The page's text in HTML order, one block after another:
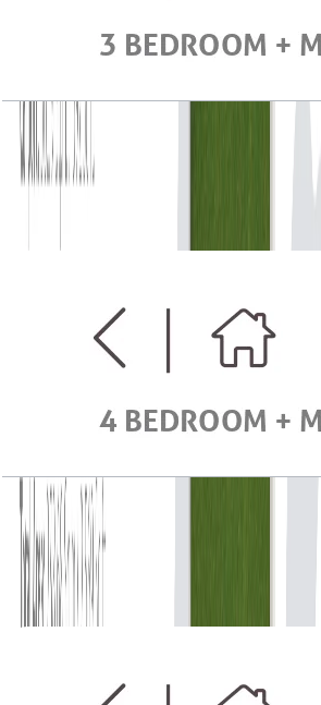
Serena Casa Viva, 3BR+Maid,
Type A, G-1st Floor, 2569 SQFT
Serena Casa Viva, 4BR+Maid,
Type A+, G-1st Floor, 2462 SQFT
باز کردن چیدمان